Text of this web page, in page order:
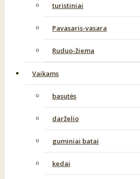
turistiniai
Pavasaris-vasara
Ruduo-žiema
Vaikams
basutės
darželio
guminiai batai
kedai